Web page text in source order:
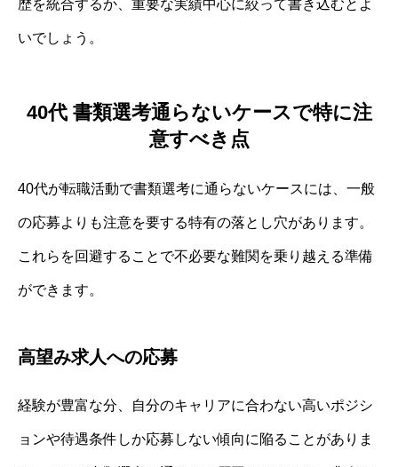
歴を統合するか、重要な実績中心に絞って書き込むとよ
いでしょう。
40代 書類選考通らないケースで特に注
意すべき点
40代が転職活動で書類選考に通らないケースには、一般
の応募よりも注意を要する特有の落とし穴があります。
これらを回避することで不必要な難関を乗り越える準備
ができます。
高望み求人への応募
経験が豊富な分、自分のキャリアに合わない高いポジシ
ョンや待遇条件しか応募しない傾向に陥ることがありま